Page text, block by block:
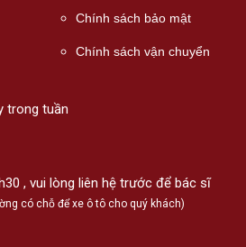
Chính sách bảo mật
Chính sách vận chuyển
trong tuần
, vui lòng liên hệ trước để bác sĩ
có chỗ để xe ô tô cho quý khách)